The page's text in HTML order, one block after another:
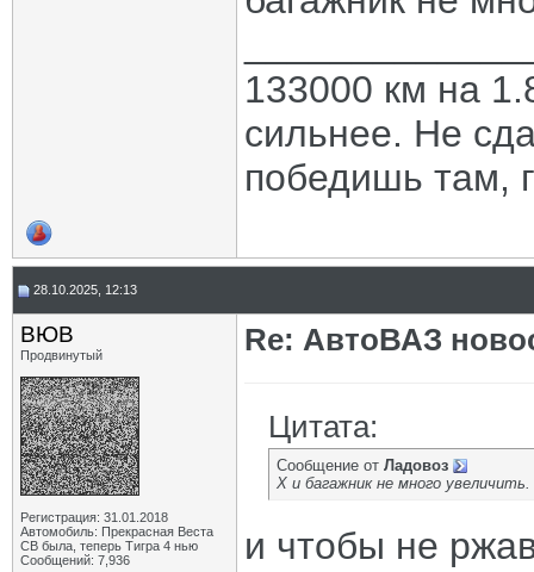
133000 км на
сильнее. Не
победишь там,
28.10.2025, 12:13
ВЮВ
Продвинутый
Регистрация: 31.01.2018
Автомобиль: Прекрасная Веста
СВ была, теперь Тигра 4 нью
Сообщений: 7,936
Re: АвтоВАЗ
Цитата:
Сообщение от Ладовоз
Х и багажник не много увеличить.
и чтобы не